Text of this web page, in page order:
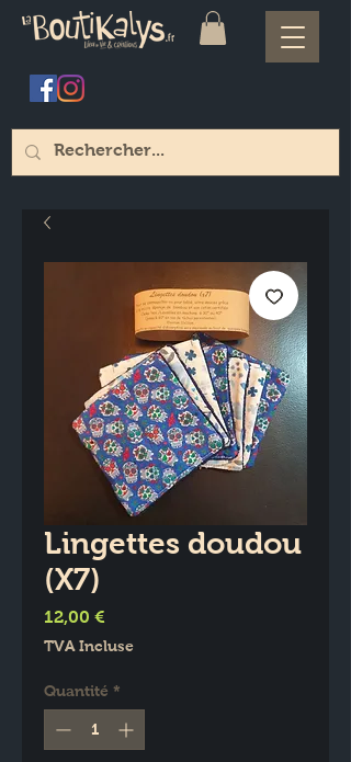
Lingettes doudou
(X7)
12,00 €
TVA Incluse
Quantité *